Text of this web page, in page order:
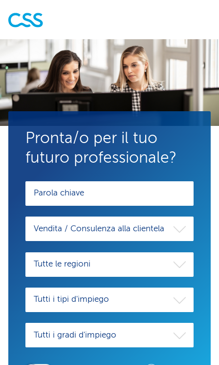
Pronta/o per il tuo
futuro professionale?
Vendita / Consulenza alla clientela
Tutte le regioni
Tutti i tipi d'impiego
Tutti i gradi d'impiego